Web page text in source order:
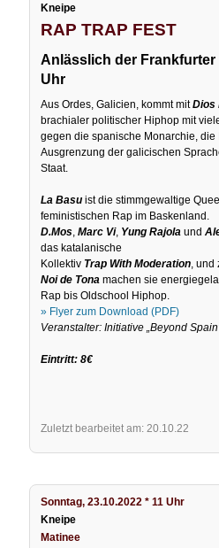
Kneipe
RAP TRAP FEST
Anlässlich der
Uhr
Aus Ordes, Galicien, kommt mitDios
brachialer politischer Hiphop mit
gegen die spanische Monarchie,
Ausgrenzung der galicischen
Staat.
La Basuist die stimmgewaltige
feministischen Rap im Baskenland.
D.Mos ,Marc Vi, Yung Rajola und
das katalanische
Kollektiv Trap With Moderation ,
Noi de Tona machen sie
Rap bis Oldschool Hiphop.
» Flyer zum Download (PDF)
Veranstalter: Initiative „Beyond
Eintritt: 8€
Zuletzt bearbeitet am: 20.10.22
Sonntag, 23.10.2022 * 11 Uhr
Kneipe
Matinee